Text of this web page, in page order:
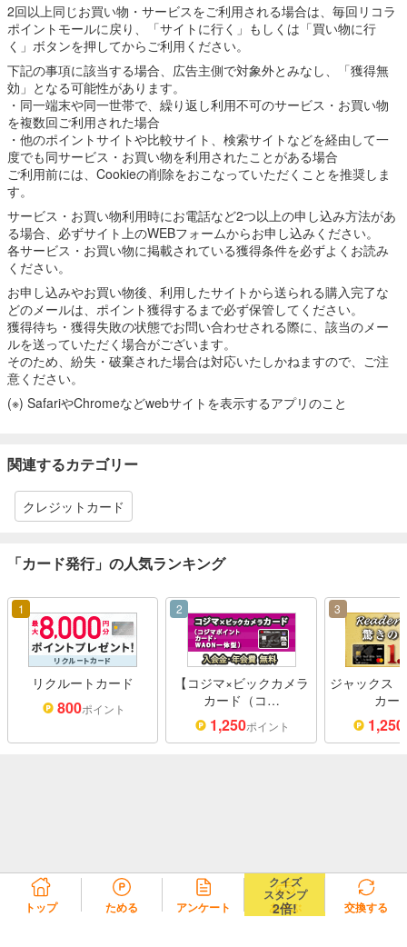
2回以上同じお買い物・サービスをご利用される場合は、毎回リコラ
ポイントモールに戻り、「サイトに行く」もしくは「買い物に行
く」ボタンを押してからご利用ください。
下記の事項に該当する場合、広告主側で対象外とみなし、「獲得無
効」となる可能性があります。
・同一端末や同一世帯で、繰り返し利用不可のサービス・お買い物
を複数回ご利用された場合
・他のポイントサイトや比較サイト、検索サイトなどを経由して一
度でも同サービス・お買い物を利用されたことがある場合
ご利用前には、Cookieの削除をおこなっていただくことを推奨しま
す。
サービス・お買い物利用時にお電話など2つ以上の申し込み方法があ
る場合、必ずサイト上のWEBフォームからお申し込みください。
各サービス・お買い物に掲載されている獲得条件を必ずよくお読み
ください。
お申し込みやお買い物後、利用したサイトから送られる購入完了な
どのメールは、ポイント獲得するまで必ず保管してください。
獲得待ち・獲得失敗の状態でお問い合わせされる際に、該当のメー
ルを送っていただく場合がございます。
そのため、紛失・破棄された場合は対応いたしかねますので、ご注
意ください。
(※) SafariやChromeなどwebサイトを表示するアプリのこと
関連するカテゴリー
クレジットカード
「カード発行」の人気ランキング
1
リクルートカード
800ポイント
2
【コジマ×ビックカメラ
カード（コ…
1,250ポイント
3
ジャックス
カー
1,250
トップ ためる アンケート あそぶ
クイズ
スタンプ
2倍! 交換する